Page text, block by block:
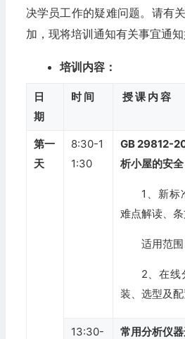
决学员工作的疑难问题。请有
加，现将培训通知有关事宜通知
培训内容：
日
期
时 间 授 课 内 容
第一
天
8:30-1
1:30
GB 29812-
析小屋的安全
1、新标
难点解读、条
适用范围
2、在线
装、选型及配
13:30-
常用分析仪